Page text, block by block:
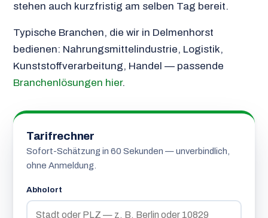
stehen auch kurzfristig am selben Tag bereit.
Typische Branchen, die wir in Delmenhorst
bedienen: Nahrungsmittelindustrie, Logistik,
Kunststoffverarbeitung, Handel — passende
Branchenlösungen hier.
Tarifrechner
Sofort-Schätzung in 60 Sekunden — unverbindlich,
ohne Anmeldung.
Abholort